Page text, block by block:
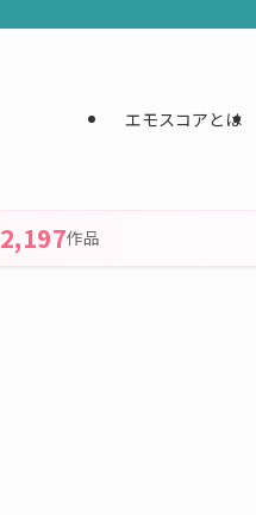
エモスコアとは
2,197作品